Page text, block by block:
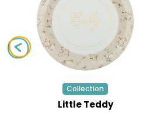
Collection
Little Teddy